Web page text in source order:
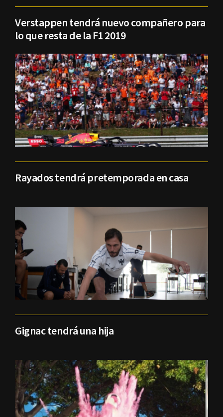
Verstappen tendrá nuevo compañero para
lo que resta de la F1 2019
Rayados tendrá pretemporada en casa
Gignac tendrá una hija